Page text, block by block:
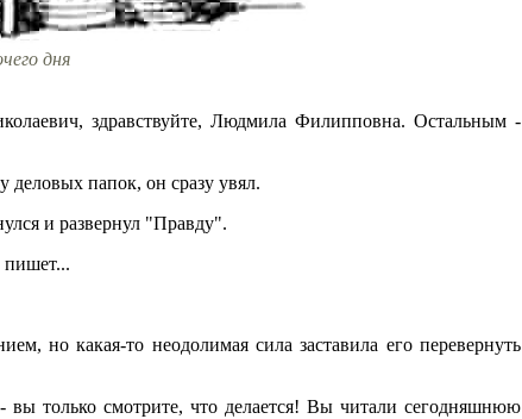
дня
здравствуйте, Людмила Филипповна. Остальным -
папок, он сразу увял.
и развернул "Правду".
пишет...
но какая-то неодолимая сила заставила его перевернуть
только смотрите, что делается! Вы читали сегодняшнюю